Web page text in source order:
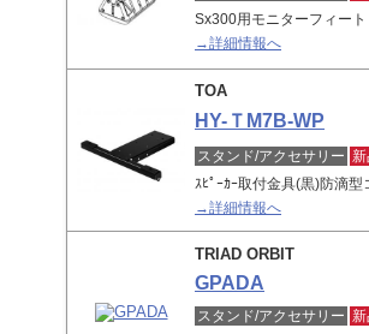
Sx300用モニターフィート
→詳細情報へ
TOA
HY-ＴM7B-WP
スタンド/アクセサリー
ｽﾋﾟｰｶｰ取付金具(黒)防滴
→詳細情報へ
TRIAD ORBIT
GPADA
スタンド/アクセサリー